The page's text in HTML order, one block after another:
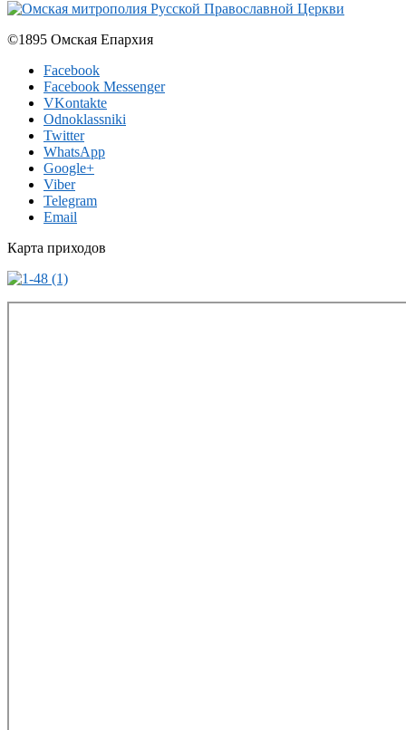
©1895 Омская Епархия
Facebook
Facebook Messenger
VKontakte
Odnoklassniki
Twitter
WhatsApp
Google+
Viber
Telegram
Email
Карта приходов